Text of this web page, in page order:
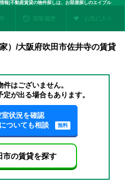
報|不動産賃貸の物件探しは、お部屋探しのエイブル
閲覧履歴 お気に入り
）/大阪府吹田市佐井寺の賃貸
はございません。
が出る場合もあります。
状況を確認
ついても相談
無料
市の賃貸を探す